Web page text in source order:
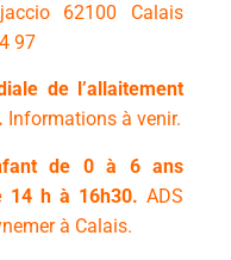
62100 Calais
97
de l’allaitement
Informations à venir.
de 0 à 6 ans
14 h à 16h30. ADS
à Calais.